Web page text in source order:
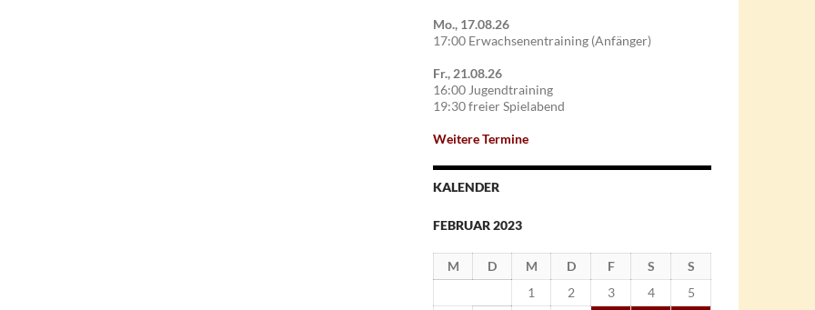
Mo., 17.08.26
17:00 Erwachsenentraining (Anfänger)
Fr., 21.08.26
16:00 Jugendtraining
19:30 freier Spielabend
Weitere Termine
KALENDER
FEBRUAR 2023
M D M D F S
S
1
2 3 4
5